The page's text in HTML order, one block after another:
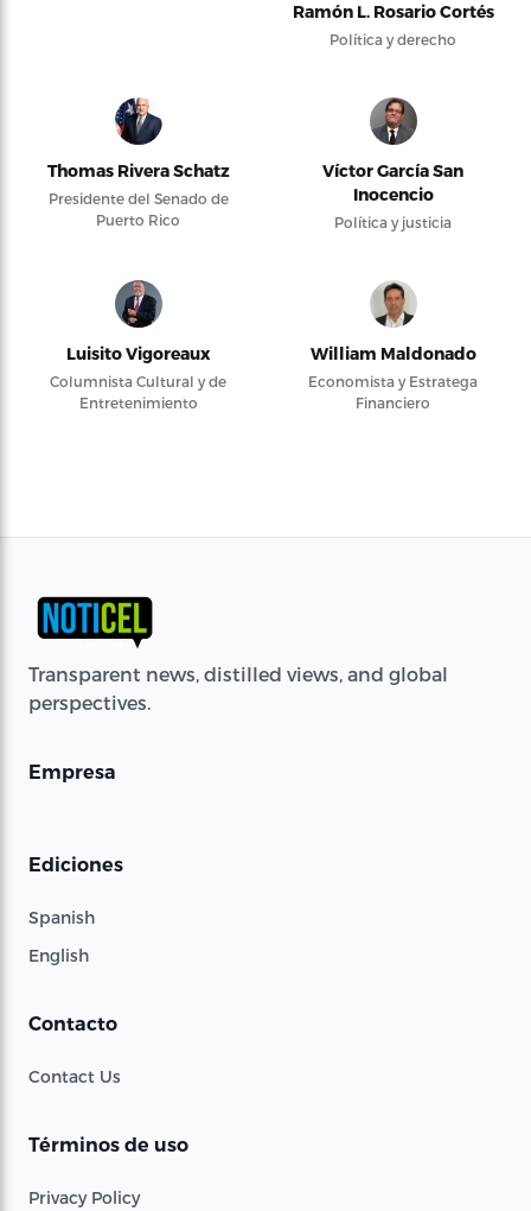
Ramón L. Rosario Cortés
Política y derecho
Thomas Rivera Schatz
Presidente del Senado de
Puerto Rico
Víctor García San
Inocencio
Política y justicia
Luisito Vigoreaux
Columnista Cultural y de
Entretenimiento
William Maldonado
Economista y Estratega
Financiero
Transparent news, distilled views, and global
perspectives.
Empresa
Ediciones
Spanish
English
Contacto
Contact Us
Términos de uso
Privacy Policy